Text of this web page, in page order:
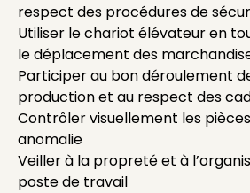
respect des procédures de
Utiliser le chariot élévateur en
le déplacement des
Participer au bon déroulement
production et au respect des
Contrôler visuellement les
anomalie
Veiller à la propreté et à
poste de travail